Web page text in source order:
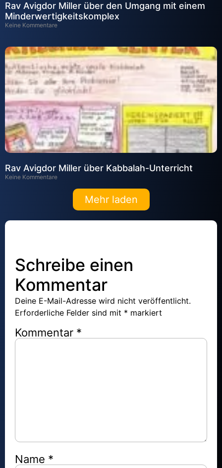
Rav Avigdor Miller über den Umgang mit einem
Minderwertigkeitskomplex
Keine Kommentare
Rav Avigdor Miller über Kabbalah-Unterricht
Keine Kommentare
Mehr laden
Schreibe einen
Kommentar
Deine E-Mail-Adresse wird nicht veröffentlicht.
Erforderliche Felder sind mit * markiert
Kommentar *
Name *